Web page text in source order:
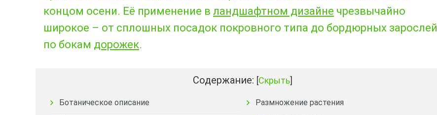
концом осени. Её применение в ландшафтном дизайне чрезвычайно
широкое – от сплошных посадок покровного типа до бордюрных зарослей
по бокам дорожек.
Содержание: [Скрыть]
Ботаническое описание
Размножение растения